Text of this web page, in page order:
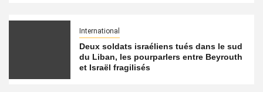
International
Deux soldats israéliens tués dans le sud
du Liban, les pourparlers entre Beyrouth
et Israël fragilisés